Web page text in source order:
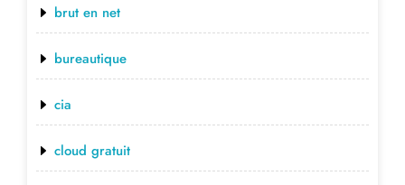
brut en net
bureautique
cia
cloud gratuit